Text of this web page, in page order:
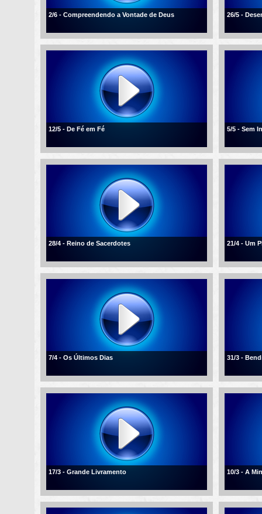
2/6 - Compreendendo a Vontade de Deus 26/5 -
12/5 - De Fé em Fé 5/5 - Sem
28/4 - Reino de Sacerdotes 21/4 - Um
7/4 - Os Últimos Dias 31/3 -
17/3 - Grande Livramento 10/3 - A